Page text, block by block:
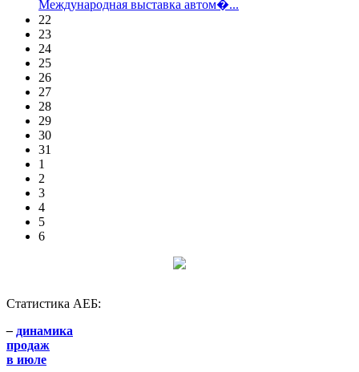
Международная выставка автом�...
22
23
24
25
26
27
28
29
30
31
1
2
3
4
5
6
Статистика АЕБ:
– динамика
продаж
в июле